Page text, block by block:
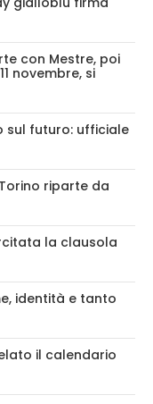
con Mestre, poi
novembre, si
sul futuro: ufficiale
riparte da
la clausola
identità e tanto
il calendario